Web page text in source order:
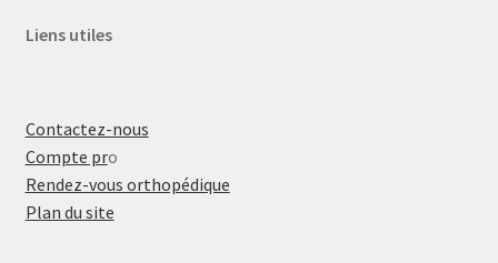
Liens utiles
Contactez-nous
Compte pro
Rendez-vous orthopédique
Plan du site